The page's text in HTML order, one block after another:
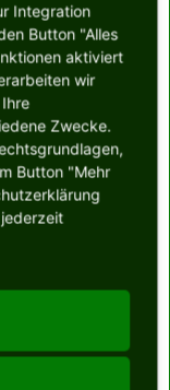
der
aus der freien
für freie
verfügbar.
Integration
Button "Alles
aktiviert
wir
Zwecke.
Button "Mehr